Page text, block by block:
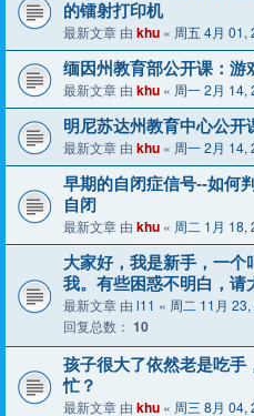
的镭射打印机
最新文章 由 khu « 周五 4月 01,
缅因州教育部公开课：游
最新文章 由 khu « 周一 2月 14,
明尼苏达州教育中心公开
最新文章 由 khu « 周一 2月 14,
早期的自闭症信号--如何
自闭
最新文章 由 khu « 周二 1月 18,
大家好，我是新手，一
我。有些困惑不明白，请
最新文章 由 l11 « 周二 11月
回复总数： 10
孩子很大了依然老是吃手
忙？
最新文章 由 khu « 周三 8月 04,